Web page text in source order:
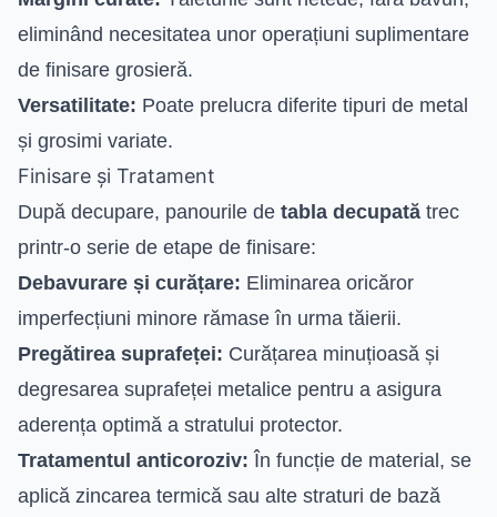
eliminând necesitatea unor operațiuni suplimentare
de finisare grosieră.
Versatilitate: Poate prelucra diferite tipuri de metal
și grosimi variate.
Finisare și Tratament
După decupare, panourile de tabla decupată trec
printr-o serie de etape de finisare:
Debavurare și curățare: Eliminarea oricăror
imperfecțiuni minore rămase în urma tăierii.
Pregătirea suprafeței: Curățarea minuțioasă și
degresarea suprafeței metalice pentru a asigura
aderența optimă a stratului protector.
Tratamentul anticoroziv: În funcție de material, se
aplică zincarea termică sau alte straturi de bază